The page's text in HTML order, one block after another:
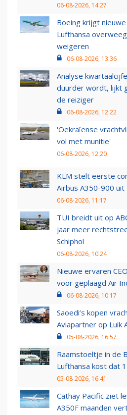
06-08-2026, 14:27
Boeing krijgt
Lufthansa
weigeren
06-08-2026, 13:36
Analyse
duurder wordt, lijkt
de reiziger
06-08-2026, 12:22
'Oekraïense
vol met munitie'
06-08-2026, 12:20
KLM stelt eerste
Airbus A350-900 uit
06-08-2026, 11:17
TUI breidt uit op
jaar meer
Schiphol
06-08-2026, 10:24
Nieuwe ervaren
voor geplaagd Air
06-08-2026, 10:17
Saoedi’s kopen
Aviapartner op Luik
05-08-2026, 16:57
Raamstoeltje in de
Lufthansa kost dat
05-08-2026, 16:41
Cathay Pacific ziet
A350F maanden